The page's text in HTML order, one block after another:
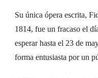
Su única ópera escrita,
1814, fue un fracaso el
esperar hasta el 23 de
forma entusiasta por un